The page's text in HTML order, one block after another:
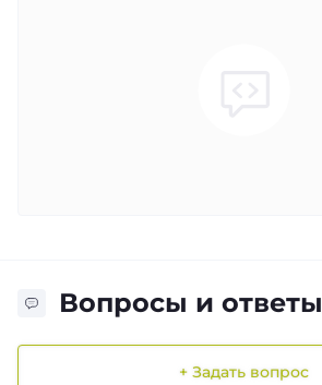
Вопросы и ответы
+ Задать вопрос